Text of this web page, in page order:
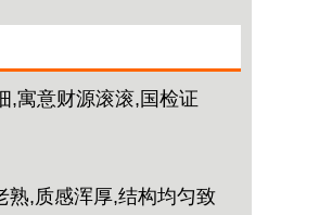
,寓意财源滚滚,国检证
熟,质感浑厚,结构均匀致